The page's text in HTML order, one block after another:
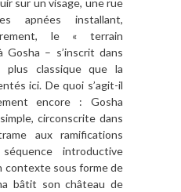
apnées installant,
le « terrain
– s’inscrit dans
plus classique que la
ici. De quoi s’agit-il
encore : Gosha
circonscrite dans
aux ramifications
introductive
contexte sous forme de
bâtit son château de